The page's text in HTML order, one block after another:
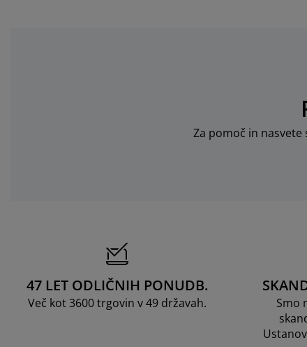
Za pomoč in nasvete
47 LET ODLIČNIH PONUDB.
Več kot 3600 trgovin v 49 državah.
Smo